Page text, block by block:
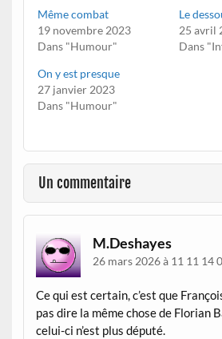
Même combat
19 novembre 2023
Dans "Humour"
Le
25 avril
Dans
On y est presque
27 janvier 2023
Dans "Humour"
Un commentaire
M.Deshayes
26 mars 2026 à 11 11 14
Ce qui est certain, c’est que
pas dire la même chose de Florian
celui-ci n’est plus député.